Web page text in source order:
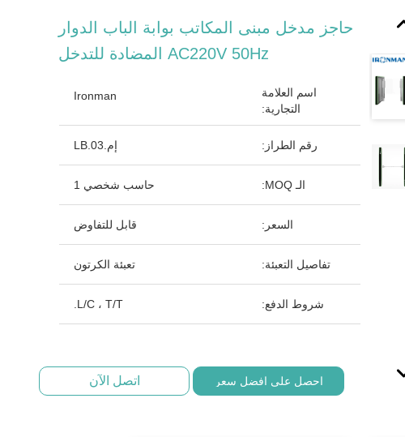
حاجز مدخل مبنى المكاتب بوابة الباب الدوار
AC220V 50Hz المضادة للتدخل
اسم العلامة
التجارية:
Ironman
رقم الطراز: إم.LB.03
الـ MOQ: حاسب شخصي 1
السعر: قابل للتفاوض
تفاصيل التعبئة: تعبئة الكرتون
شروط الدفع: L/C ، T/T.
احصل على افضل سعر اتصل الآن